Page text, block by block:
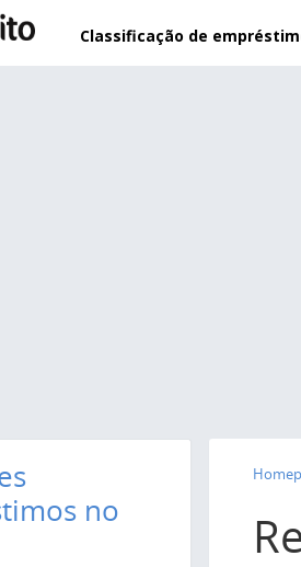
Classificação de
no